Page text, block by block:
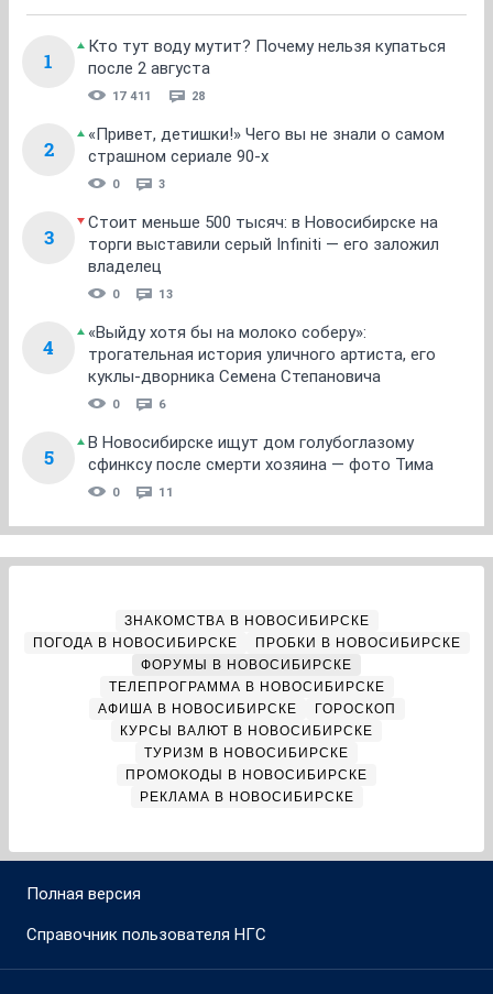
1
Кто тут воду мутит? Почему нельзя купаться
после 2 августа
17 411 28
2
«Привет, детишки!» Чего вы не знали о самом
страшном сериале 90-х
0 3
3
Стоит меньше 500 тысяч: в Новосибирске на
торги выставили серый Infiniti — его заложил
владелец
0 13
4
«Выйду хотя бы на молоко соберу»:
трогательная история уличного артиста, его
куклы-дворника Семена Степановича
0 6
5
В Новосибирске ищут дом голубоглазому
сфинксу после смерти хозяина — фото Тима
0 11
ЗНАКОМСТВА В НОВОСИБИРСКЕ
ПОГОДА В НОВОСИБИРСКЕ
ПРОБКИ В НОВОСИБИРСКЕ
ФОРУМЫ В НОВОСИБИРСКЕ
ТЕЛЕПРОГРАММА В НОВОСИБИРСКЕ
АФИША В НОВОСИБИРСКЕ
ГОРОСКОП
КУРСЫ ВАЛЮТ В НОВОСИБИРСКЕ
ТУРИЗМ В НОВОСИБИРСКЕ
ПРОМОКОДЫ В НОВОСИБИРСКЕ
РЕКЛАМА В НОВОСИБИРСКЕ
Полная версия
Справочник пользователя НГС